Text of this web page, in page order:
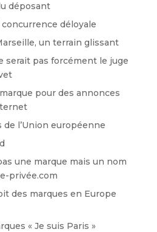
déposant
déloyale
un terrain glissant
serait pas forcément le juge
pour des annonces
l’Union européenne
une marque mais un nom
privée.com
des marques en Europe
« Je suis Paris »